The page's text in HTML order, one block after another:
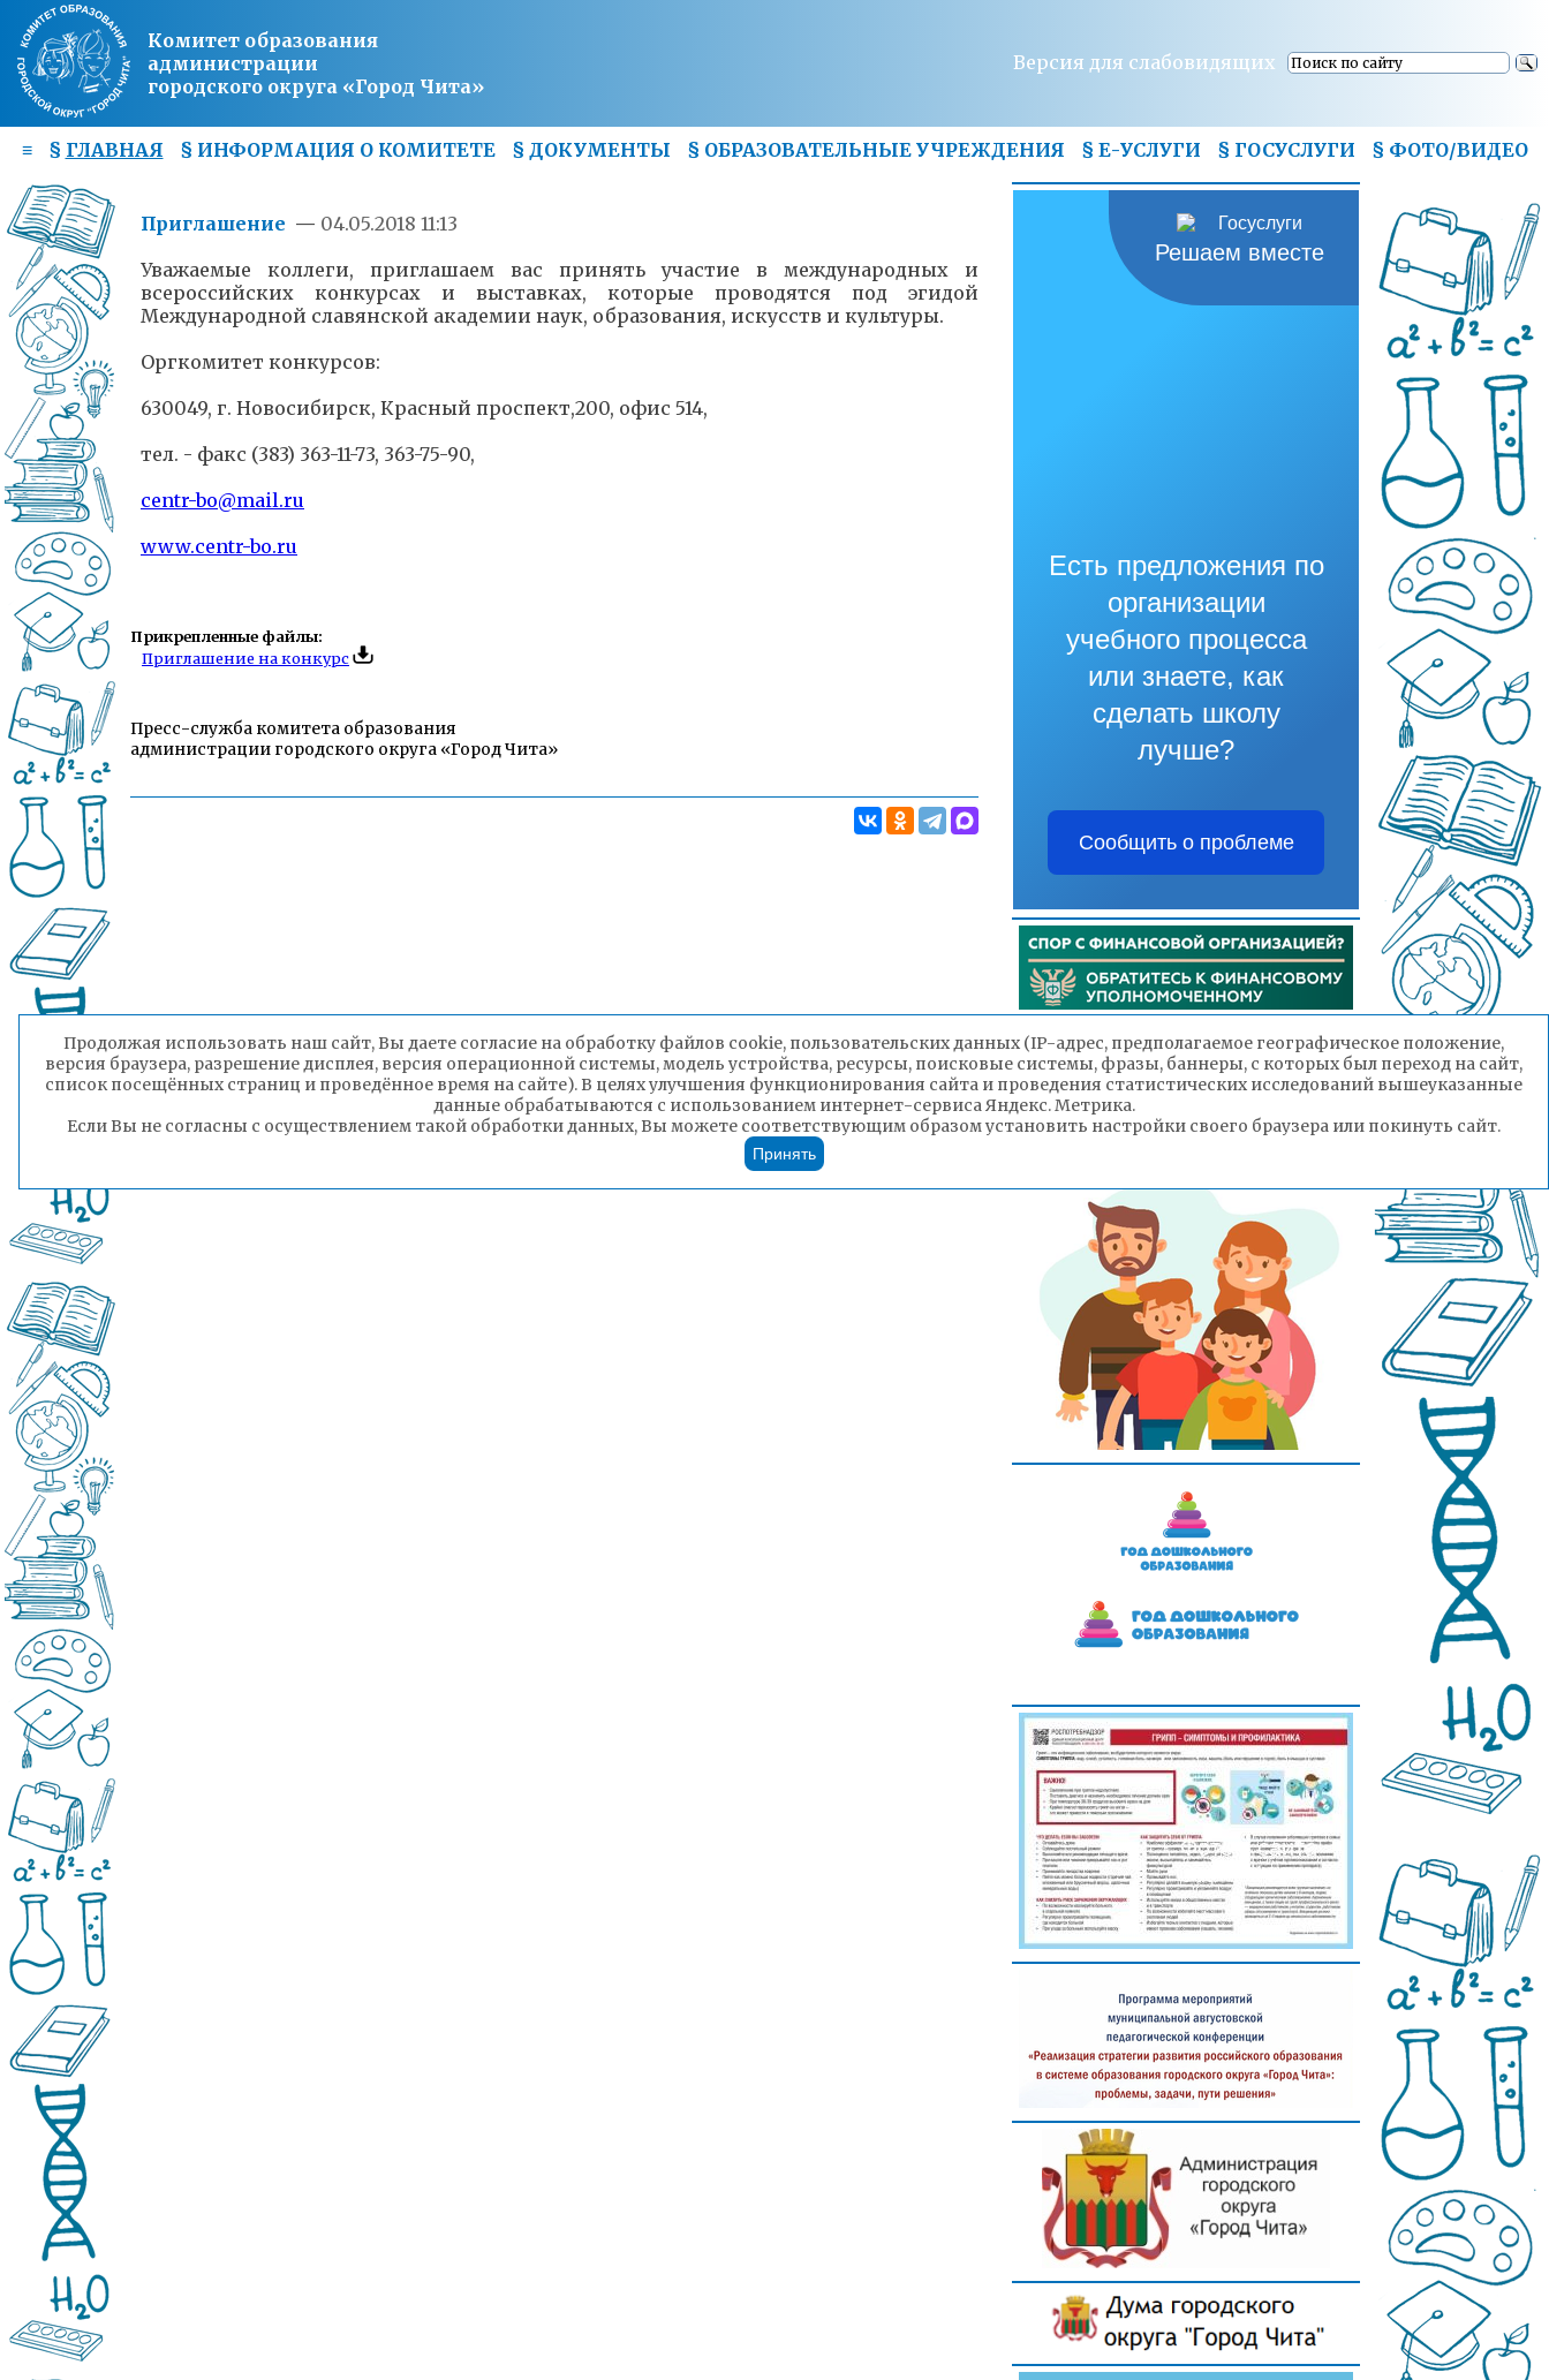
Комитет образования
администрации
городского округа «Город Чита»
Версия для слабовидящих
≡ § ГЛАВНАЯ § ИНФОРМАЦИЯ О КОМИТЕТЕ § ДОКУМЕНТЫ § ОБРАЗОВАТЕЛЬНЫЕ УЧРЕЖДЕНИЯ § Е-УСЛУГИ § ГОСУСЛУГИ § ФОТО/ВИДЕО
Приглашение — 04.05.2018 11:13
Уважаемые коллеги, приглашаем вас принять участие в международных и
всероссийских конкурсах и выставках, которые проводятся под эгидой
Международной славянской академии наук, образования, искусств и культуры.
Оргкомитет конкурсов:
630049, г. Новосибирск, Красный проспект,200, офис 514,
тел. - факс (383) 363-11-73, 363-75-90,
centr-bo@mail.ru
www.centr-bo.ru
Прикрепленные файлы:
Приглашение на конкурс
Пресс-служба комитета образования
администрации городского округа «Город Чита»
Решаем вместе
Есть предложения по
организации
учебного процесса
или знаете, как
сделать школу
лучше?
Сообщить о проблеме
Продолжая использовать наш сайт, Вы даете согласие на обработку файлов cookie, пользовательских данных (IP-адрес, предполагаемое географическое положение,
версия браузера, разрешение дисплея, версия операционной системы, модель устройства, ресурсы, поисковые системы, фразы, баннеры, с которых был переход на сайт,
список посещённых страниц и проведённое время на сайте). В целях улучшения функционирования сайта и проведения статистических исследований вышеуказанные
данные обрабатываются с использованием интернет-сервиса Яндекс. Метрика.
Если Вы не согласны с осуществлением такой обработки данных, Вы можете соответствующим образом установить настройки своего браузера или покинуть сайт.
Принять